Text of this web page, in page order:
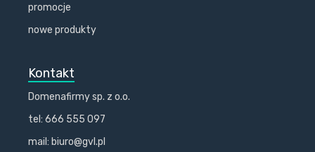
promocje
nowe produkty
Kontakt
Domenafirmy sp. z o.o.
tel: 666 555 097
mail: biuro@gvl.pl